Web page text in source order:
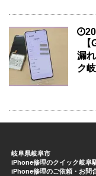
漏
ク
岐阜県岐阜市
iPhone修理のクイック岐阜
iPhone修理のご依頼・お問